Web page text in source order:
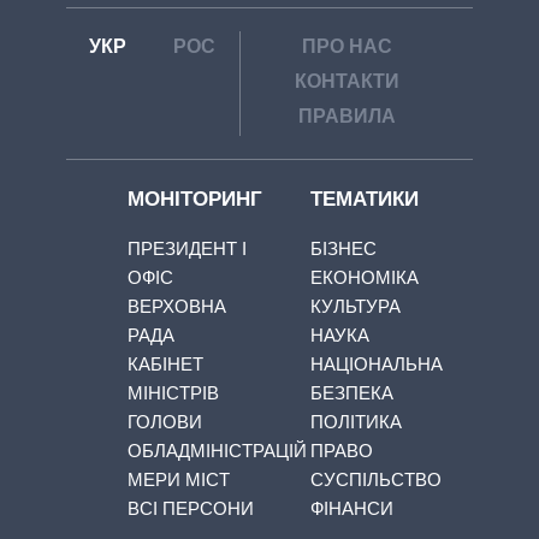
УКР РОС
ПРО НАС
КОНТАКТИ
ПРАВИЛА
МОНІТОРИНГ
ПРЕЗИДЕНТ І
ОФІС
ВЕРХОВНА
РАДА
КАБІНЕТ
МІНІСТРІВ
ГОЛОВИ
ОБЛАДМІНІСТРАЦІЙ
МЕРИ МІСТ
ВСІ ПЕРСОНИ
ТЕМАТИКИ
БІЗНЕС
ЕКОНОМІКА
КУЛЬТУРА
НАУКА
НАЦІОНАЛЬНА
БЕЗПЕКА
ПОЛІТИКА
ПРАВО
СУСПІЛЬСТВО
ФІНАНСИ